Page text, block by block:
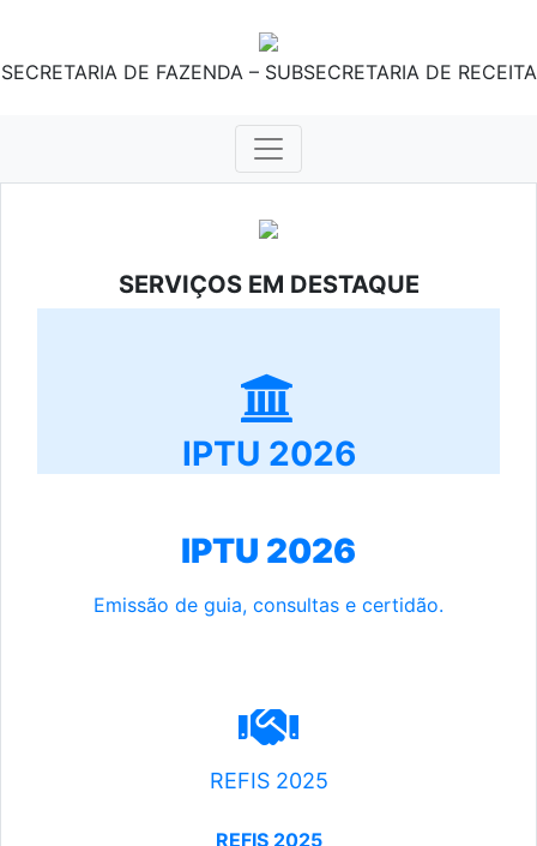
SECRETARIA DE FAZENDA – SUBSECRETARIA DE RECEITA
SERVIÇOS EM DESTAQUE
IPTU 2026
IPTU 2026
Emissão de guia, consultas e certidão.
REFIS 2025
REFIS 2025